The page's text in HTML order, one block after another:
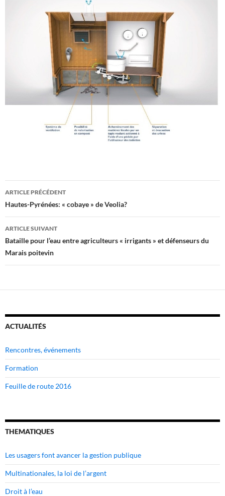
Navigation
des
articles
ARTICLE PRÉCÉDENT
Hautes-Pyrénées: « cobaye » de Veolia?
ARTICLE SUIVANT
Bataille pour l’eau entre agriculteurs « irrigants » et défenseurs du
Marais poitevin
ACTUALITÉS
Rencontres, événements
Formation
Feuille de route 2016
THEMATIQUES
Les usagers font avancer la gestion publique
Multinationales, la loi de l’argent
Droit à l’eau